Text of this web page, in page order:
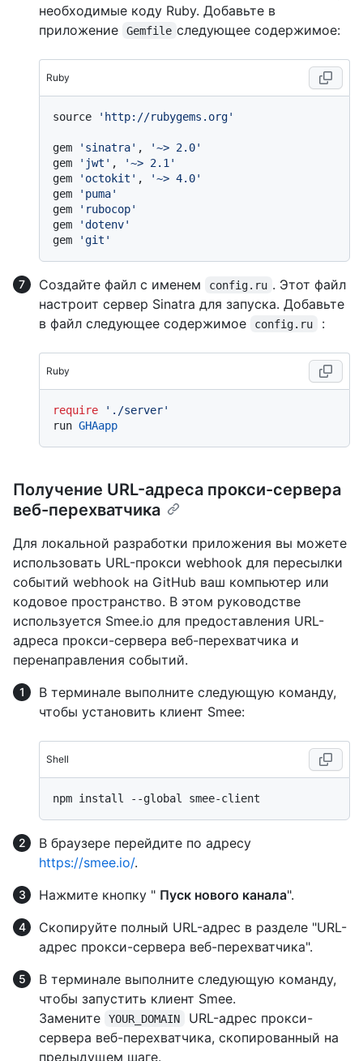
необходимые коду Ruby. Добавьте в
приложение
Gemfile следующее содержимое:
Ruby
source 'http://rubygems.org'
gem 'sinatra' ,
'~> 2.0'
gem
'jwt' ,
'~> 2.1'
gem
'octokit' ,
'~> 4.0'
gem
'puma'
gem
'rubocop'
gem
'dotenv'
gem
'git'
Создайте файл с именем config.ru . Этот файл
настроит сервер Sinatra для запуска. Добавьте
в файл следующее содержимое
config.ru :
Ruby
require
'./server'
run GHAapp
Получение URL-адреса прокси-сервера
веб-перехватчика
Для локальной разработки приложения вы можете
использовать URL-прокси webhook для пересылки
событий webhook на GitHub ваш компьютер или
кодовое пространство. В этом руководстве
используется Smee.io для предоставления URL-
адреса прокси-сервера веб-перехватчика и
перенаправления событий.
В терминале выполните следующую команду,
чтобы установить клиент Smee:
Shell
В браузере перейдите по адресу
https://smee.io/.
Нажмите кнопку " Пуск нового канала".
Скопируйте полный URL-адрес в разделе "URL-
адрес прокси-сервера веб-перехватчика".
В терминале выполните следующую команду,
чтобы запустить клиент Smee.
Замените
YOUR_DOMAIN
URL-адрес прокси-
сервера веб-перехватчика, скопированный на
предыдущем шаге.